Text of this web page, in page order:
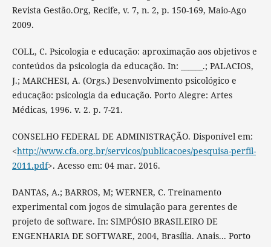
Revista Gestão.Org, Recife, v. 7, n. 2, p. 150-169, Maio-Ago
2009.
COLL, C. Psicologia e educação: aproximação aos objetivos e
conteúdos da psicologia da educação. In: ______.; PALACIOS,
J.; MARCHESI, A. (Orgs.) Desenvolvimento psicológico e
educação: psicologia da educação. Porto Alegre: Artes
Médicas, 1996. v. 2. p. 7-21.
CONSELHO FEDERAL DE ADMINISTRAÇÃO. Disponível em:
<http://www.cfa.org.br/servicos/publicacoes/pesquisa-perfil-
2011.pdf>. Acesso em: 04 mar. 2016.
DANTAS, A.; BARROS, M; WERNER, C. Treinamento
experimental com jogos de simulação para gerentes de
projeto de software. In: SIMPÓSIO BRASILEIRO DE
ENGENHARIA DE SOFTWARE, 2004, Brasília. Anais... Porto